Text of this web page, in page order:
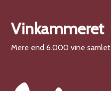
Vinkammeret
Mere end 6.000 vine